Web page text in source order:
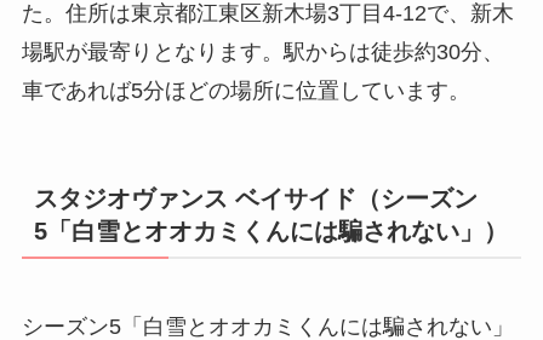
た。住所は東京都江東区新木場3丁目4-12で、新木
場駅が最寄りとなります。駅からは徒歩約30分、
車であれば5分ほどの場所に位置しています。
スタジオヴァンス ベイサイド（シーズン
5「白雪とオオカミくんには騙されない」）
シーズン5「白雪とオオカミくんには騙されない」